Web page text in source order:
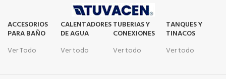
ACCESORIOS
PARA BAÑO
Ver Todo
CALENTADORES
DE AGUA
Ver todo
TUBERIAS Y
CONEXIONES
Ver todo
TANQUES Y
TINACOS
Ver todo